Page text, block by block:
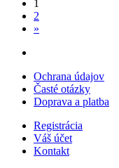
1
2
»
Ochrana údajov
Časté otázky
Doprava a platba
Registrácia
Váš účet
Kontakt